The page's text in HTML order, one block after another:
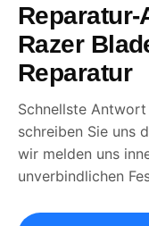
Reparatur-
Razer
Reparatur
Schnellste
schreiben Sie uns
wir melden uns
unverbindlichen